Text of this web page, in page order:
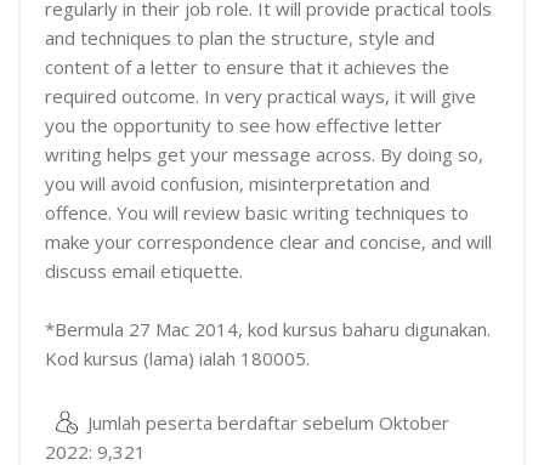
regularly in their job role. It will provide practical tools
and techniques to plan the structure, style and
content of a letter to ensure that it achieves the
required outcome. In very practical ways, it will give
you the opportunity to see how effective letter
writing helps get your message across. By doing so,
you will avoid confusion, misinterpretation and
offence. You will review basic writing techniques to
make your correspondence clear and concise, and will
discuss email etiquette.
*Bermula 27 Mac 2014, kod kursus baharu digunakan.
Kod kursus (lama) ialah 180005.
Jumlah peserta berdaftar sebelum Oktober
2022: 9,321